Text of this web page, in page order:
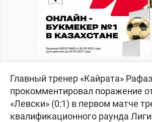
Главный тренер «Кайрата»
прокомментировал поражение
«Левски» (0:1) в первом матче
квалификационного раунда